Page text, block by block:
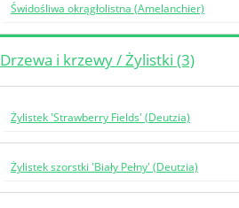
Świdośliwa okrągłolistna (Amelanchier)
Drzewa i krzewy / Żylistki (3)
Żylistek 'Strawberry Fields' (Deutzia)
Żylistek szorstki 'Biały Pełny' (Deutzia)